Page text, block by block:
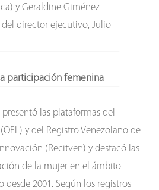
y Geraldine Giménez
director ejecutivo, Julio
participación femenina
las plataformas del
y del Registro Venezolano de
(Recitven) y destacó las
de la mujer en el ámbito
2001. Según los registros